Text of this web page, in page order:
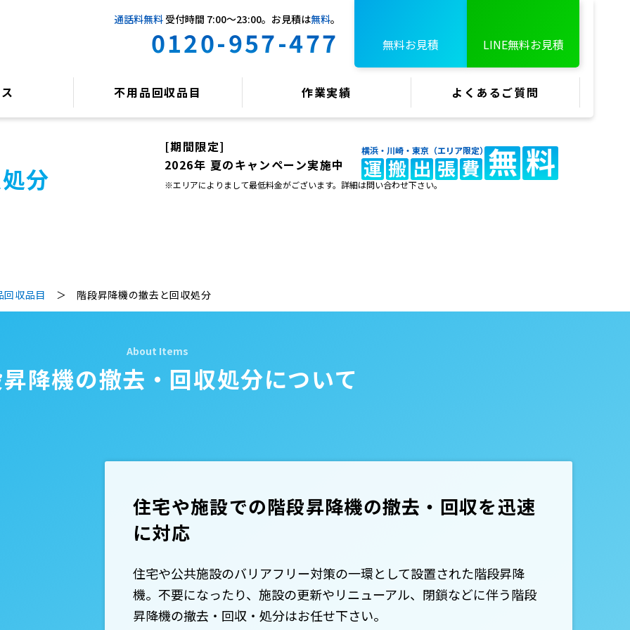
通話料無料 受付時間 7:00〜23:00。お見積は無料。
0120-957-477 無料お見積 LINE無料お見積
不用品回収品目 作業実績 よくあるご質問
分
[期間限定]
2026年 夏のキャンペーン実施中
横浜・川崎・東京（エリア限定）
運 搬 出 張 費 無料
※エリアによりまして最低料金がございます。 詳細は問い合わせ下さい。
回収品目 ＞ 階段昇降機の撤去と回収処分
降機の撤去・回収処分について
住宅や施設での階段昇降機の撤去・回収を迅速
に対応
住宅や公共施設のバリアフリー対策の一環として設置された階段昇降
機。不要になったり、施設の更新やリニューアル、閉鎖などに伴う階段
昇降機の撤去・回収・処分はお任せ下さい。